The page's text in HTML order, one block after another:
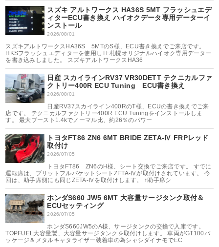
スズキ アルトワークス HA36S 5MT フラッシュエデ
ィターECU書き換え ハイオクデータ専用データーイ
ンストール
2026/08/01
スズキアルトワークスHA36S 5MTのS様、ECU書き換えでご来店です。
HKSフラッシュエディターを使用しTF札幌オリジナルハイオク専用データー
を書き込みしました。 スズキアルトワークスHA36
日産 スカイラインRV37 VR30DETT テクニカルファ
クトリー400R ECU Tuning ECU書き換え
2026/08/01
日産RV37スカイライン400RのT様、ECUの書き換えでご来
店です。 テクニカルファクトリー400R ECU Tuningをインストールしま
す。 最大ブースト1.4kでノーマル比、約26％のパワー
トヨタFT86 ZN6 6MT BRIDE ZETA-Ⅳ FRPレッド
取付け
2026/07/05
トヨタFT86 ZN6のH様、シート交換でご来店です。 すでに
運転席は、ブリットフルバケットシートZETA-Ⅳが取付けされています。 今
回は、助手席側にも同じZETA-Ⅳを取付けします。 ↑助手席シ
ホンダS660 JW5 6MT 大容量サージタンク取付＆
ECUセッティング
2026/07/05
ホンダS660JW5のA様、サージタンクの交換で入庫です。
TOPFUEL大容量製、大容量サージタンクを取付けします。 車両がGT100パ
ッケージ＆メタルキャタライザー装着車の為シャシダイナモでEC